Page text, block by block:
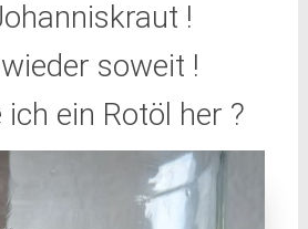
!
soweit !
ich ein Rotöl her ?